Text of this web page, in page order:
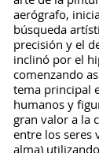
aerógrafo,
búsqueda
precisión y el
inclinó por el
comenzando
tema principal
humanos y
gran valor a la
entre los seres
alma)